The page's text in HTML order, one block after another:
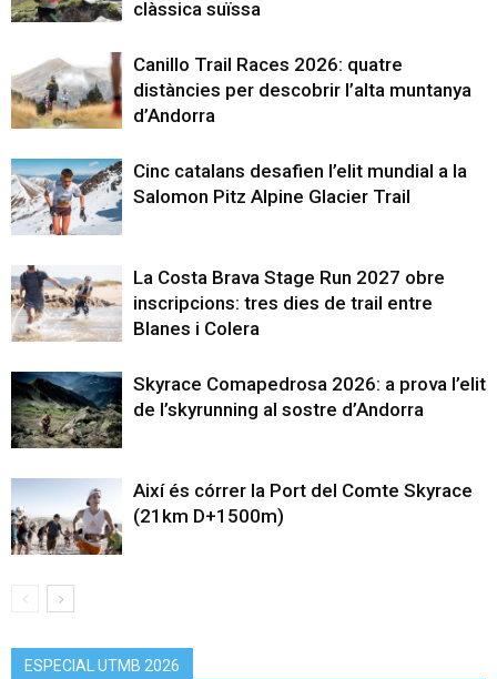
clàssica suïssa
Canillo Trail Races 2026: quatre
distàncies per descobrir l’alta muntanya
d’Andorra
Cinc catalans desafien l’elit mundial a la
Salomon Pitz Alpine Glacier Trail
La Costa Brava Stage Run 2027 obre
inscripcions: tres dies de trail entre
Blanes i Colera
Skyrace Comapedrosa 2026: a prova l’elit
de l’skyrunning al sostre d’Andorra
Així és córrer la Port del Comte Skyrace
(21km D+1500m)
ESPECIAL UTMB 2026